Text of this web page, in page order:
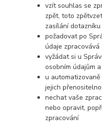
vzít souhlas se
zpět, toto
zasílání
požadovat po
údaje zpracovává
vyžádat si u
osobním údajům
u
jejich
nechat vaše
nebo opravit,
zpracování